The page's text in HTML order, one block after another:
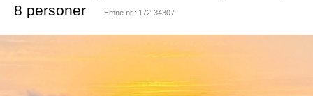
- Galtabäck
8 personer
Emne nr.: 172-34307